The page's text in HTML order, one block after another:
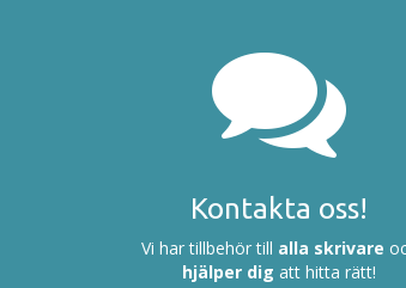
Kontakta oss!
Vi har tillbehör till alla skrivare
hjälper dig att hitta rätt!